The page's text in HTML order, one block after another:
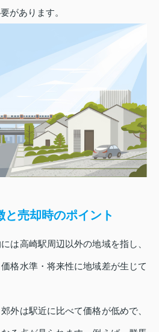
があります。
と売却時のポイント
は高崎駅周辺以外の地域を指し、
格水準・将来性に地域差が生じて
外は駅近に比べて価格が低めで、